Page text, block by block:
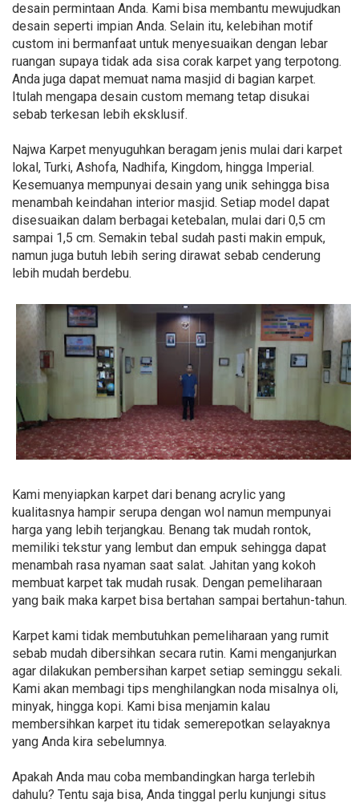
desain permintaan Anda. Kami bisa membantu mewujudkan
desain seperti impian Anda. Selain itu, kelebihan motif
custom ini bermanfaat untuk menyesuaikan dengan lebar
ruangan supaya tidak ada sisa corak karpet yang terpotong.
Anda juga dapat memuat nama masjid di bagian karpet.
Itulah mengapa desain custom memang tetap disukai
sebab terkesan lebih eksklusif.
Najwa Karpet menyuguhkan beragam jenis mulai dari karpet
lokal, Turki, Ashofa, Nadhifa, Kingdom, hingga Imperial.
Kesemuanya mempunyai desain yang unik sehingga bisa
menambah keindahan interior masjid. Setiap model dapat
disesuaikan dalam berbagai ketebalan, mulai dari 0,5 cm
sampai 1,5 cm. Semakin tebal sudah pasti makin empuk,
namun juga butuh lebih sering dirawat sebab cenderung
lebih mudah berdebu.
Kami menyiapkan karpet dari benang acrylic yang
kualitasnya hampir serupa dengan wol namun mempunyai
harga yang lebih terjangkau. Benang tak mudah rontok,
memiliki tekstur yang lembut dan empuk sehingga dapat
menambah rasa nyaman saat salat. Jahitan yang kokoh
membuat karpet tak mudah rusak. Dengan pemeliharaan
yang baik maka karpet bisa bertahan sampai bertahun-tahun.
Karpet kami tidak membutuhkan pemeliharaan yang rumit
sebab mudah dibersihkan secara rutin. Kami menganjurkan
agar dilakukan pembersihan karpet setiap seminggu sekali.
Kami akan membagi tips menghilangkan noda misalnya oli,
minyak, hingga kopi. Kami bisa menjamin kalau
membersihkan karpet itu tidak semerepotkan selayaknya
yang Anda kira sebelumnya.
Apakah Anda mau coba membandingkan harga terlebih
dahulu? Tentu saja bisa, Anda tinggal perlu kunjungi situs